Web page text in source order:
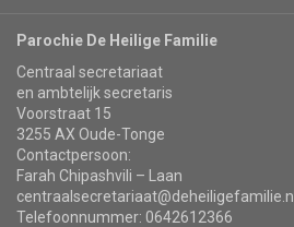
Parochie De Heilige Familie
Centraal secretariaat
en ambtelijk secretaris
Voorstraat 15
3255 AX Oude-Tonge
Contactpersoon:
Farah Chipashvili – Laan
centraalsecretariaat@deheiligefamilie.nl
Telefoonnummer: 0642612366